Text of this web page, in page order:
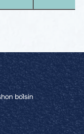
bo`lsin